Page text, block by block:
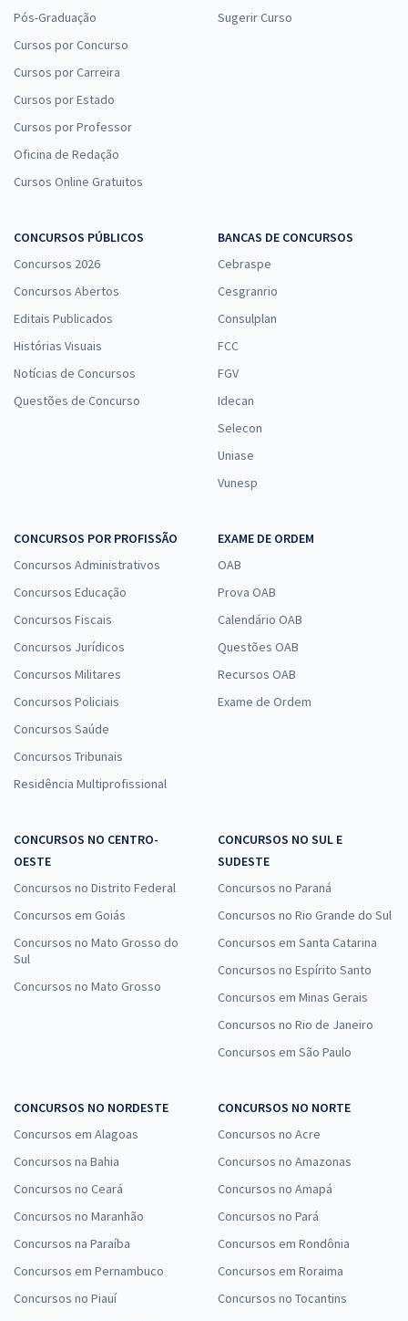
Pós-Graduação
Cursos por Concurso
Cursos por Carreira
Cursos por Estado
Cursos por Professor
Oficina de Redação
Cursos Online Gratuitos
Sugerir Curso
CONCURSOS PÚBLICOS
Concursos 2026
Concursos Abertos
Editais Publicados
Histórias Visuais
Notícias de Concursos
Questões de Concurso
BANCAS DE CONCURSOS
Cebraspe
Cesgranrio
Consulplan
FCC
FGV
Idecan
Selecon
Uniase
Vunesp
CONCURSOS POR PROFISSÃO
Concursos Administrativos
Concursos Educação
Concursos Fiscais
Concursos Jurídicos
Concursos Militares
Concursos Policiais
Concursos Saúde
Concursos Tribunais
Residência Multiprofissional
EXAME DE ORDEM
OAB
Prova OAB
Calendário OAB
Questões OAB
Recursos OAB
Exame de Ordem
CONCURSOS NO CENTRO-
OESTE
Concursos no Distrito Federal
Concursos em Goiás
Concursos no Mato Grosso do
Sul
Concursos no Mato Grosso
CONCURSOS NO SUL E
SUDESTE
Concursos no Paraná
Concursos no Rio Grande do Sul
Concursos em Santa Catarina
Concursos no Espírito Santo
Concursos em Minas Gerais
Concursos no Rio de Janeiro
Concursos em São Paulo
CONCURSOS NO NORDESTE
Concursos em Alagoas
Concursos na Bahia
Concursos no Ceará
Concursos no Maranhão
Concursos na Paraíba
Concursos em Pernambuco
Concursos no Piauí
CONCURSOS NO NORTE
Concursos no Acre
Concursos no Amazonas
Concursos no Amapá
Concursos no Pará
Concursos em Rondônia
Concursos em Roraima
Concursos no Tocantins